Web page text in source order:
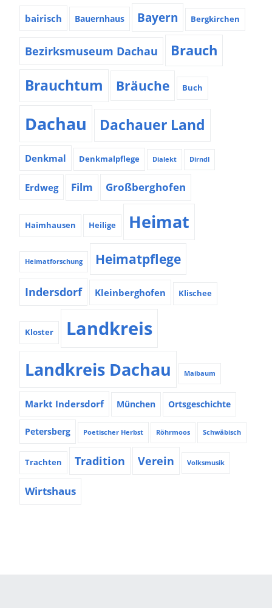
bairisch Bauernhaus Bayern Bergkirchen
Bezirksmuseum Dachau Brauch
Brauchtum Bräuche Buch
Dachau Dachauer Land
Denkmal Denkmalpflege Dialekt Dirndl
Erdweg Film Großberghofen
Haimhausen Heilige Heimat
Heimatforschung Heimatpflege
Indersdorf Kleinberghofen Klischee
Kloster Landkreis
Landkreis Dachau Maibaum
Markt Indersdorf München Ortsgeschichte
Petersberg Poetischer Herbst Röhrmoos Schwäbisch
Trachten Tradition Verein Volksmusik
Wirtshaus